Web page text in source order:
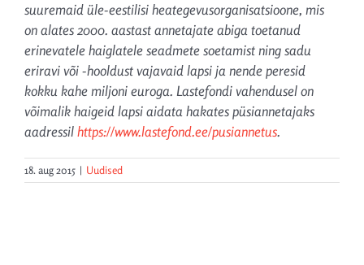
suuremaid üle-eestilisi heategevusorganisatsioone, mis
on alates 2000. aastast annetajate abiga toetanud
erinevatele haiglatele seadmete soetamist ning sadu
eriravi või -hooldust vajavaid lapsi ja nende peresid
kokku kahe miljoni euroga. Lastefondi vahendusel on
võimalik haigeid lapsi aidata hakates püsiannetajaks
aadressilhttps://www.lastefond.ee/pusiannetus.
18. aug 2015 | Uudised